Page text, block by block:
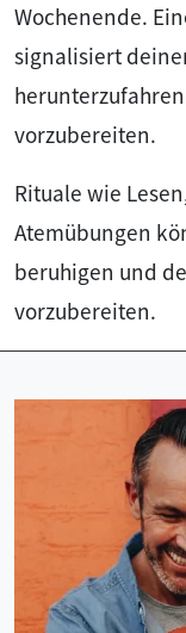
Wochenende.
signalisiert
vorzubereiten.
Rituale wie
Atemübungen
beruhigen und
vorzubereiten.